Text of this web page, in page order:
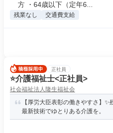
方 ・64歳以下（定年6...
残業なし 交通費支給
正社員
⭐️介護福祉士<正社員>
社会福祉法人隆生福祉会
【厚労大臣表彰の働きやすさ】
最新技術でゆとりある介護を。